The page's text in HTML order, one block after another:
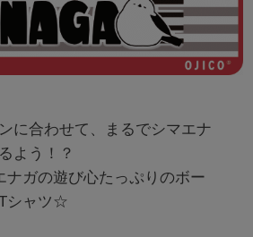
に合わせて、まるでシマエナ
よう！？
ナガの遊び心たっぷりのボー
シャツ☆